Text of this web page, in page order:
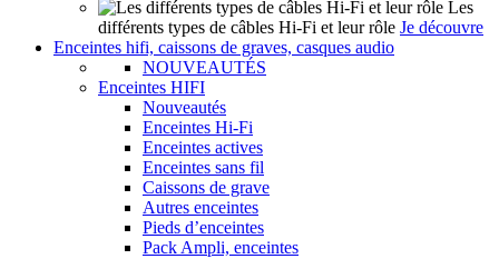
Les
différents types de câbles Hi-Fi et leur rôle Je découvre
Enceintes hifi, caissons de graves, casques audio
NOUVEAUTÉS
Enceintes HIFI
Nouveautés
Enceintes Hi-Fi
Enceintes actives
Enceintes sans fil
Caissons de grave
Autres enceintes
Pieds d’enceintes
Pack Ampli, enceintes